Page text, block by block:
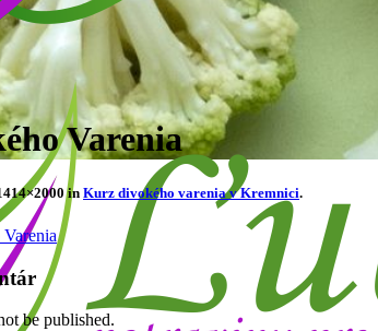
Varenia
in Kurz divokého varenia v Kremnici.
be published.